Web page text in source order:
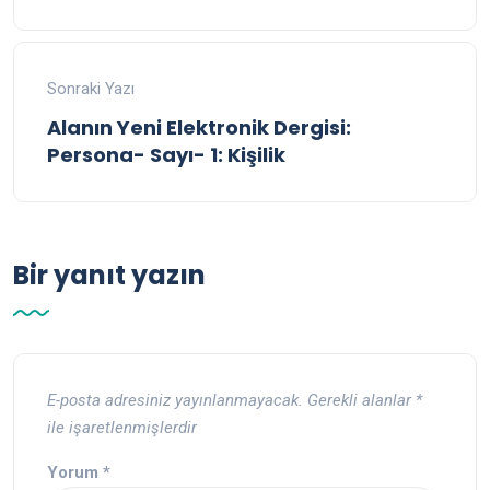
Sonraki Yazı
Alanın Yeni Elektronik Dergisi:
Persona- Sayı- 1: Kişilik
Bir yanıt yazın
E-posta adresiniz yayınlanmayacak. Gerekli alanlar *
ile işaretlenmişlerdir
Yorum *